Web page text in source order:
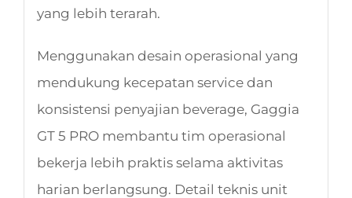
yang lebih terarah.
Menggunakan desain operasional yang
mendukung kecepatan service dan
konsistensi penyajian beverage, Gaggia
GT 5 PRO membantu tim operasional
bekerja lebih praktis selama aktivitas
harian berlangsung. Detail teknis unit